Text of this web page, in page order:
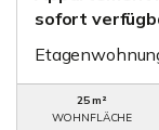
sofort
25 m²
WOHNFLÄCHE